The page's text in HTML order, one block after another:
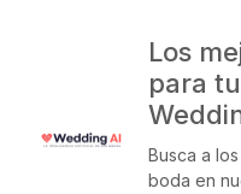
Los
para
Busca a
boda en